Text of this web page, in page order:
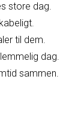
store dag.
til dem.
dag.
sammen.